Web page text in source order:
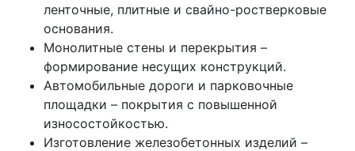
ленточные, плитные и свайно-ростверковые
основания.
Монолитные стены и перекрытия –
формирование несущих конструкций.
Автомобильные дороги и парковочные
площадки – покрытия с повышенной
износостойкостью.
Изготовление железобетонных изделий –